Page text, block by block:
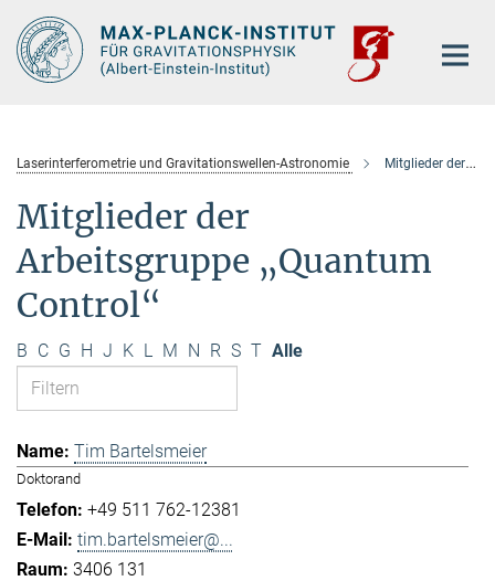
Hauptinhalt
Laserinterferometrie und Gravitationswellen-Astronomie Mitglieder der Arbeitsgruppe „Quantum Control“
Mitglieder der
Arbeitsgruppe „Quantum
Control“
B C G H J K L M N R S T Alle
Tim Bartelsmeier
Doktorand
+49 511 762-12381
tim.bartelsmeier@...
3406 131